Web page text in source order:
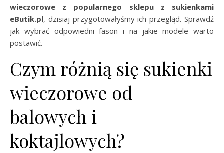
wieczorowe z popularnego sklepu z sukienkami
eButik.pl, dzisiaj przygotowałyśmy ich przegląd. Sprawdź
jak wybrać odpowiedni fason i na jakie modele warto
postawić.
Czym różnią się sukienki
wieczorowe od
balowych i
koktajlowych?